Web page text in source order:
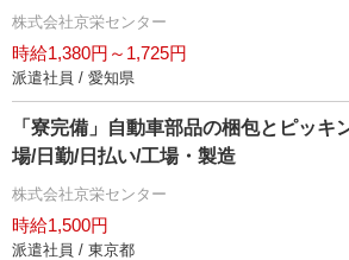
株式会社京栄センター
時給1,380円～1,725円
派遣社員 / 愛知県
「寮完備」自動車部品の梱包とピッキ
場/日勤/日払い/工場・製造
株式会社京栄センター
時給1,500円
派遣社員 / 東京都